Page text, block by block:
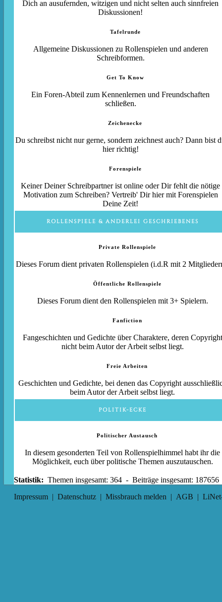
Dich an ausufernden, witzigen und nicht selten auch sinnfreien
Diskussionen!
Tafelrunde
Allgemeine Diskussionen zu Rollenspielen und anderen
Schreibformen.
Get To Know
Ein Foren-Abteil zum Kennenlernen und Freundschaften
schließen.
Zeichenecke
Du schreibst nicht nur gerne, sondern zeichnest auch? Dann bist
hier richtig!
Forenspiele
Keiner Deiner Schreibpartner ist online oder Dir fehlt die nötige
Motivation zum Schreiben? Vertreib' Dir hier mit Forenspielen
Deine Zeit!
ROLLENSPIELE & ANDERLEI GESCHRIEBENES
Private Rollenspiele
Dieses Forum dient privaten Rollenspielen (i.d.R mit 2
Öffentliche Rollenspiele
Dieses Forum dient den Rollenspielen mit 3+ Spielern.
Fanfiction
Fangeschichten und Gedichte über Charaktere, deren Copyright
nicht beim Autor der Arbeit selbst liegt.
Freie Arbeiten
Geschichten und Gedichte, bei denen das Copyright
beim Autor der Arbeit selbst liegt.
POLITIK-ECKE
Politischer Austausch
In diesem gesonderten Teil von Rollenspielhimmel habt ihr die
Möglichkeit, euch über politische Themen auszutauschen.
Statistik: Themen insgesamt: 364 - Beiträge insgesamt: 187656
Impressum | Datenschutz | Missbrauch melden | AGB |